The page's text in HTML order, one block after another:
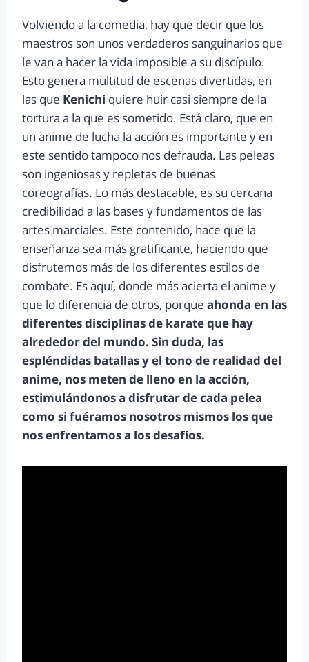
Volviendo a la comedia, hay que decir que los
maestros son unos verdaderos sanguinarios que
le van a hacer la vida imposible a su discípulo.
Esto genera multitud de escenas divertidas, en
las que Kenichi quiere huir casi siempre de la
tortura a la que es sometido. Está claro, que en
un anime de lucha la acción es importante y en
este sentido tampoco nos defrauda. Las peleas
son ingeniosas y repletas de buenas
coreografías. Lo más destacable, es su cercana
credibilidad a las bases y fundamentos de las
artes marciales. Este contenido, hace que la
enseñanza sea más gratificante, haciendo que
disfrutemos más de los diferentes estilos de
combate. Es aquí, donde más acierta el anime y
que lo diferencia de otros, porque ahonda en las
diferentes disciplinas de karate que hay
alrededor del mundo. Sin duda, las
espléndidas batallas y el tono de realidad del
anime, nos meten de lleno en la acción,
estimulándonos a disfrutar de cada pelea
como si fuéramos nosotros mismos los que
nos enfrentamos a los desafíos.